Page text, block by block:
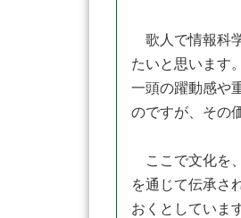
歌人で情報科
たいと思います
一頭の躍動感や
のですが、その
ここで文化を
を通じて伝承さ
おくとしていま